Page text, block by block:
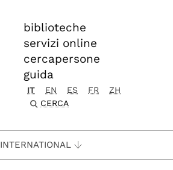
biblioteche
servizi online
cercapersone
guida
IT EN ES FR
ZH
CERCA
INTERNATIONAL